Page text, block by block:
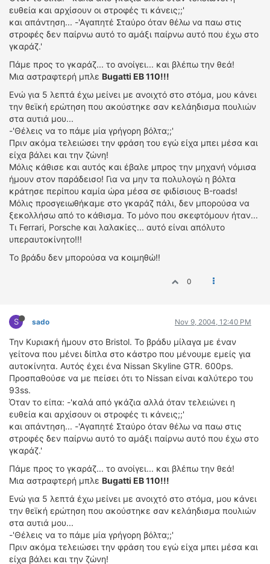
ευθεία και αρχίσουν οι στροφές τι κάνεις;;'
και απάντηση... -'Αγαπητέ Σταύρο όταν θέλω να παω στις
στροφές δεν παίρνω αυτό το αμάξι παίρνω αυτό που έχω στο
γκαράζ.'
Πάμε προς το γκαράζ... το ανοίγει... και βλέπω την θεά!
Μια αστραφτερή μπλε Bugatti EB 110!!!
Ενώ για 5 λεπτά έχω μείνει με ανοιχτό στο στόμα, μου κάνει
την θεϊκή ερώτηση που ακούστηκε σαν κελάηδισμα πουλιών
στα αυτιά μου...
-'Θέλεις να το πάμε μία γρήγορη βόλτα;;'
Πριν ακόμα τελειώσει την φράση του εγώ είχα μπει μέσα και
είχα βάλει και την ζώνη!
Μόλις κάθισε και αυτός και έβαλε μπρος την μηχανή νόμισα
ήμουν στον παράδεισο! Για να μην τα πολυλογώ η βόλτα
κράτησε περίπου καμία ώρα μέσα σε φιδίσιους Β-roads!
Μόλις προσγειωθήκαμε στο γκαράζ πάλι, δεν μπορούσα να
ξεκολλήσω από το κάθισμα. Το μόνο που σκεφτόμουν ήταν...
Τι Ferrari, Porsche και λαλακίες... αυτό είναι απόλυτο
υπεραυτοκίνητο!!!
Το βράδυ δεν μπορούσα να κοιμηθώ!!
0
S sado Nov 9, 2004, 12:40 PM
Την Κυριακή ήμουν στο Bristol. Το βράδυ μίλαγα με έναν
γείτονα που μένει δίπλα στο κάστρο που μένουμε εμείς για
αυτοκίνητα. Αυτός έχει ένα Nissan Skyline GTR. 600ps.
Προσπαθούσε να με πείσει ότι το Nissan είναι καλύτερο του
93ss.
Όταν το είπα: -'καλά από γκάζια αλλά όταν τελειώνει η
ευθεία και αρχίσουν οι στροφές τι κάνεις;;'
και απάντηση... -'Αγαπητέ Σταύρο όταν θέλω να παω στις
στροφές δεν παίρνω αυτό το αμάξι παίρνω αυτό που έχω στο
γκαράζ.'
Πάμε προς το γκαράζ... το ανοίγει... και βλέπω την θεά!
Μια αστραφτερή μπλε Bugatti EB 110!!!
Ενώ για 5 λεπτά έχω μείνει με ανοιχτό στο στόμα, μου κάνει
την θεϊκή ερώτηση που ακούστηκε σαν κελάηδισμα πουλιών
στα αυτιά μου...
-'Θέλεις να το πάμε μία γρήγορη βόλτα;;'
Πριν ακόμα τελειώσει την φράση του εγώ είχα μπει μέσα και
είχα βάλει και την ζώνη!
2ΤΡΟΧΟΙ
ΟΔΗΓΟΥΜΕ
ΕΠΙΚΑΙΡΟΤΗΤΑ
CLASSIC
ΑΡΧΕΙΟ ΤΕΥΧΩΝ